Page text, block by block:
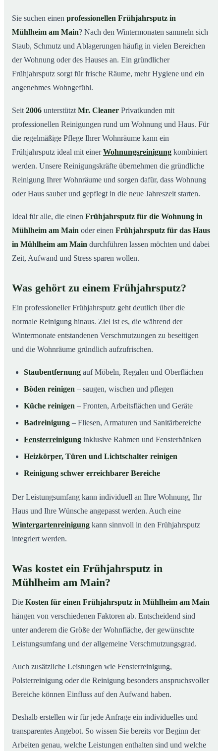
03Was kostet ein Frühjahrsputz in Mühlheim am Main?
04Warum Mr. Cleaner in Mühlheim am Main?
05Typische Anlässe für einen Frühjahrsputz
07Jetzt Angebot einholen
unsere Profis
Sie suchen einen professionellen Frühjahrsputz in
Mühlheim am Main? Nach den Wintermonaten sammeln sich
Staub, Schmutz und Ablagerungen häufig in vielen Bereichen
der Wohnung oder des Hauses an. Ein gründlicher
Frühjahrsputz sorgt für frische Räume, mehr Hygiene und ein
angenehmes Wohngefühl.
Seit 2006 unterstützt Mr. Cleaner Privatkunden mit
professionellen Reinigungen rund um Wohnung und Haus. Für
die regelmäßige Pflege Ihrer Wohnräume kann ein
Frühjahrsputz ideal mit einerWohnungsreinigung kombiniert
werden. Unsere Reinigungskräfte übernehmen die gründliche
Reinigung Ihrer Wohnräume und sorgen dafür, dass Wohnung
oder Haus sauber und gepflegt in die neue Jahreszeit starten.
Ideal für alle, die einen Frühjahrsputz für die Wohnung in
Mühlheim am Main oder einen Frühjahrsputz für das Haus
in Mühlheim am Main durchführen lassen möchten und dabei
Zeit, Aufwand und Stress sparen wollen.
Was gehört zu einem Frühjahrsputz?
Ein professioneller Frühjahrsputz geht deutlich über die
normale Reinigung hinaus. Ziel ist es, die während der
Wintermonate entstandenen Verschmutzungen zu beseitigen
und die Wohnräume gründlich aufzufrischen.
Staubentfernung auf Möbeln, Regalen und Oberflächen
Böden reinigen – saugen, wischen und pflegen
Küche reinigen – Fronten, Arbeitsflächen und Geräte
Badreinigung – Fliesen, Armaturen und Sanitärbereiche
Fensterreinigung inklusive Rahmen und Fensterbänken
Heizkörper, Türen und Lichtschalter reinigen
Reinigung schwer erreichbarer Bereiche
Der Leistungsumfang kann individuell an Ihre Wohnung, Ihr
Haus und Ihre Wünsche angepasst werden. Auch eine
Wintergartenreinigung kann sinnvoll in den Frühjahrsputz
integriert werden.
Was kostet ein Frühjahrsputz in
Mühlheim am Main?
Die Kosten für einen Frühjahrsputz in Mühlheim am Main
hängen von verschiedenen Faktoren ab. Entscheidend sind
unter anderem die Größe der Wohnfläche, der gewünschte
Leistungsumfang und der allgemeine Verschmutzungsgrad.
Auch zusätzliche Leistungen wie Fensterreinigung,
Polsterreinigung oder die Reinigung besonders anspruchsvoller
Bereiche können Einfluss auf den Aufwand haben.
Deshalb erstellen wir für jede Anfrage ein individuelles und
transparentes Angebot. So wissen Sie bereits vor Beginn der
Arbeiten genau, welche Leistungen enthalten sind und welche